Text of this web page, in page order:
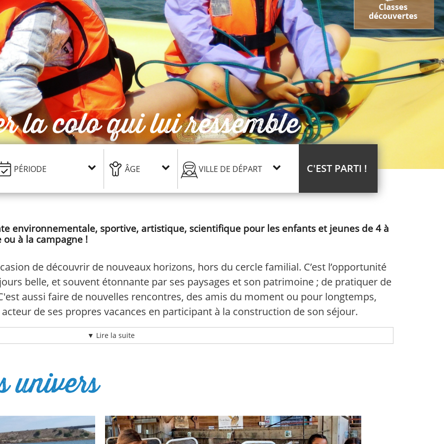
la colo qui lui ressemble
C'EST PARTI !
environnementale, sportive, artistique, scientifique pour les enfants et jeunes de 4 à
à la campagne !
de découvrir de nouveaux horizons, hors du cercle familial. C’est l’opportunité
belle, et souvent étonnante par ses paysages et son patrimoine ; de pratiquer de
aussi faire de nouvelles rencontres, des amis du moment ou pour longtemps,
de ses propres vacances en participant à la construction de son séjour.
collective, s’émerveiller, rire, se construire et s’épanouir avec les autres.
qu’un objectif : permettre à votre enfant de vivre un excellent séjour, riche
et d’éclats de rire. Pour cela, nous sommes particulièrement attentifs à ce que les
pour vos enfants nous ressemble :elle est multiple, diverse, joyeuse, et surtout
▼ Lire la suite
univers